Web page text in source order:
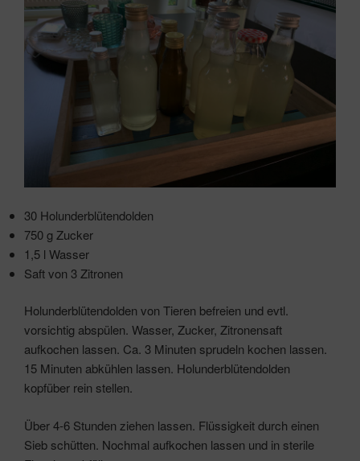
30 Holunderblütendolden
750 g Zucker
1,5 l Wasser
Saft von 3 Zitronen
Holunderblütendolden von Tieren befreien und evtl.
vorsichtig abspülen. Wasser, Zucker, Zitronensaft
aufkochen lassen. Ca. 3 Minuten sprudeln kochen lassen.
15 Minuten abkühlen lassen. Holunderblütendolden
kopfüber rein stellen.
Über 4-6 Stunden ziehen lassen. Flüssigkeit durch einen
Sieb schütten. Nochmal aufkochen lassen und in sterile